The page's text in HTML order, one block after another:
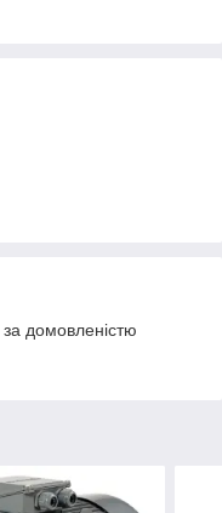
домовленістю